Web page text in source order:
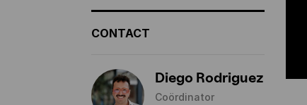
CONTACT
Diego Rodriguez
Coördinator